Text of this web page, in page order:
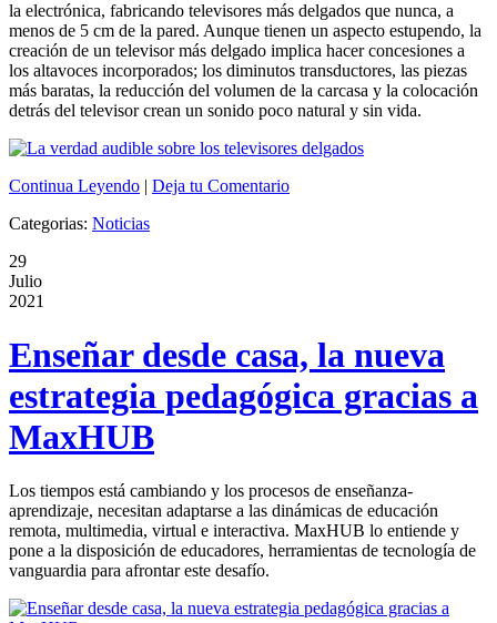
la electrónica, fabricando televisores más delgados que nunca, a
menos de 5 cm de la pared. Aunque tienen un aspecto estupendo, la
creación de un televisor más delgado implica hacer concesiones a
los altavoces incorporados; los diminutos transductores, las piezas
más baratas, la reducción del volumen de la carcasa y la colocación
detrás del televisor crean un sonido poco natural y sin vida.
Continua Leyendo | Deja tu Comentario
Categorias: Noticias
29
Julio
2021
Enseñar desde casa, la nueva
estrategia pedagógica gracias a
MaxHUB
Los tiempos está cambiando y los procesos de enseñanza-
aprendizaje, necesitan adaptarse a las dinámicas de educación
remota, multimedia, virtual e interactiva. MaxHUB lo entiende y
pone a la disposición de educadores, herramientas de tecnología de
vanguardia para afrontar este desafío.